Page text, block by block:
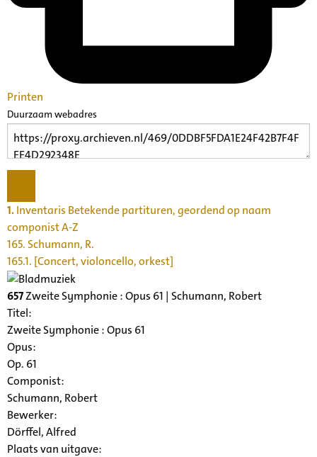
Printen
Duurzaam webadres
1.Inventaris Betekende partituren, geordend op naam
componist A-Z
165. Schumann, R.
165.1. [Concert, violoncello, orkest]
657Zweite Symphonie : Opus 61 | Schumann, Robert
Titel:
Zweite Symphonie : Opus 61
Opus:
Op. 61
Componist:
Schumann, Robert
Bewerker:
Dörffel, Alfred
Plaats van uitgave: